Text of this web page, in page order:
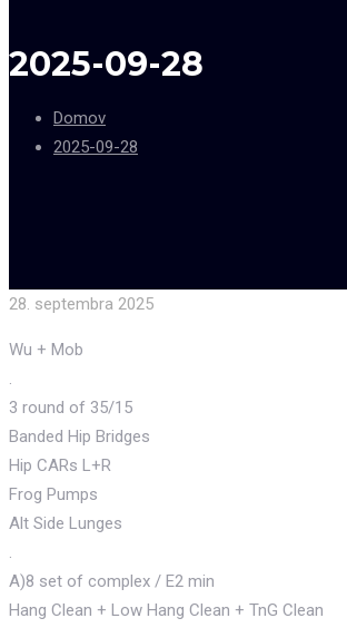
2025-09-28
Domov
2025-09-28
28. septembra 2025
Wu + Mob
.
3 round of 35/15
Banded Hip Bridges
Hip CARs L+R
Frog Pumps
Alt Side Lunges
.
A)8 set of complex / E2 min
Hang Clean + Low Hang Clean + TnG Clean